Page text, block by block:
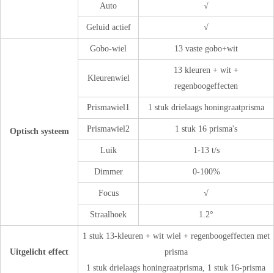
Auto √
Geluid actief √
Optisch systeem
Gobo-wiel 13 vaste gobo+wit
Kleurenwiel
13 kleuren + wit +
regenboogeffecten
Prismawiel1 1 stuk drielaags honingraatprisma
Prismawiel2 1 stuk 16 prisma's
Luik 1-13 t/s
Dimmer 0-100%
Focus √
Straalhoek 1.2°
Uitgelicht effect
1 stuk 13-kleuren + wit wiel + regenboogeffecten met
prisma
1 stuk drielaags honingraatprisma, 1 stuk 16-prisma